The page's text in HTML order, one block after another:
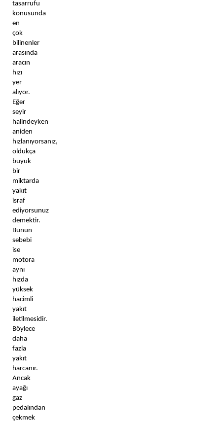
tasarrufu
konusunda
en
çok
bilinenler
arasında
aracın
hızı
yer
alıyor.
Eğer
seyir
halindeyken
aniden
hızlanıyorsanız,
oldukça
büyük
bir
miktarda
yakıt
israf
ediyorsunuz
demektir.
Bunun
sebebi
ise
motora
aynı
hızda
yüksek
hacimli
yakıt
iletilmesidir.
Böylece
daha
fazla
yakıt
harcanır.
Ancak
ayağı
gaz
pedalından
çekmek